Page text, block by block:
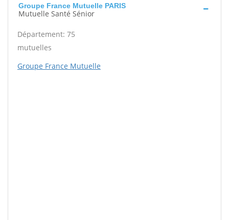
Groupe France Mutuelle PARIS
Mutuelle Santé Sénior
Département: 75
mutuelles
Groupe France Mutuelle